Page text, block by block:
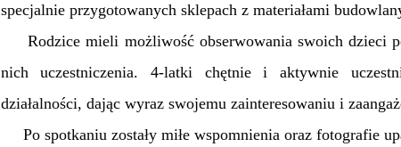
specjalnie przygotowanych sklepach z materiałami
Rodzice mieli możliwość obserwowania swoich dzieci
nich uczestniczenia. 4-latki chętnie i aktywnie
działalności, dając wyraz swojemu zainteresowaniu i
Po spotkaniu zostały miłe wspomnienia oraz fotografie